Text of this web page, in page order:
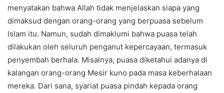
menyatakan bahwa Allah tidak menjelaskan siapa yang
dimaksud dengan orang-orang yang berpuasa sebelum
Islam itu. Namun, sudah dimaklumi bahwa puasa telah
dilakukan oleh seluruh penganut kepercayaan, termasuk
penyembah berhala. Misalnya, puasa diketahui adanya di
kalangan orang-orang Mesir kuno pada masa keberhalaan
mereka. Dari sana, syariat puasa pindah kepada orang